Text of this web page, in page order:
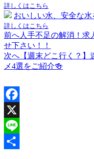
詳しくはこちら
おいしい水、安全な
詳しくはこちら
投
稿
ナ
ビ
ゲ
ー
シ
ョ
前へ人手不足の解消！求
せ下さい！！
次へ 【週末どこ行く？
メ4選をご紹介🍻